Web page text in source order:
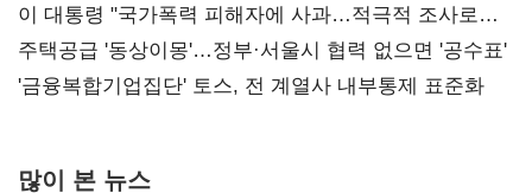
총선 지휘 못해"
이 대통령 "국가폭력 피해자에 사과…적극적 조사로
진실 밝혀야"
주택공급 '동상이몽'…정부·서울시 협력 없으면 '공수표'
'금융복합기업집단' 토스, 전 계열사 내부통제 표준화
많이 본 뉴스